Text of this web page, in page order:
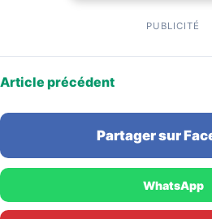
PUBLICITÉ
Article précédent
Partager sur
WhatsApp